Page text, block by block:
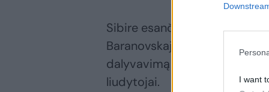
I want
Sibire esančio Abakano
Baranovskajai dvejus metus
dalyvavimą uždraustos
liudytojai.